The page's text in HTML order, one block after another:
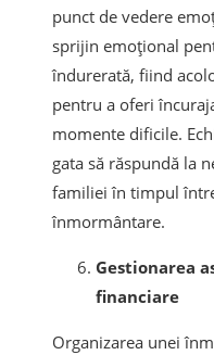
punct de vedere
sprijin emoțional
îndurerată, fiind
pentru a oferi
momente dificile.
gata să răspundă la
familiei în timpul
înmormântare.
Gestionarea
financiare
Organizarea unei